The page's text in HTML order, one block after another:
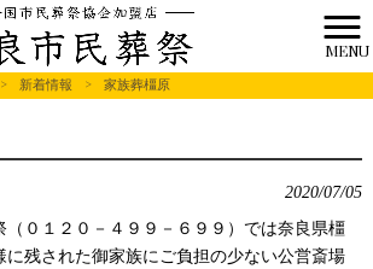
MENU
> 新着情報 > 家族葬橿原
2020/07/05
（０１２０－４９９－６９９）では奈良県橿
に残された御家族にご負担の少ない公営斎場